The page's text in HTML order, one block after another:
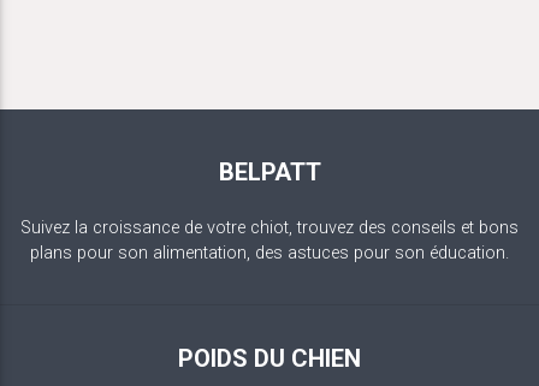
BELPATT
Suivez la croissance de votre chiot, trouvez des conseils et bons
plans pour son alimentation, des astuces pour son éducation.
POIDS DU CHIEN